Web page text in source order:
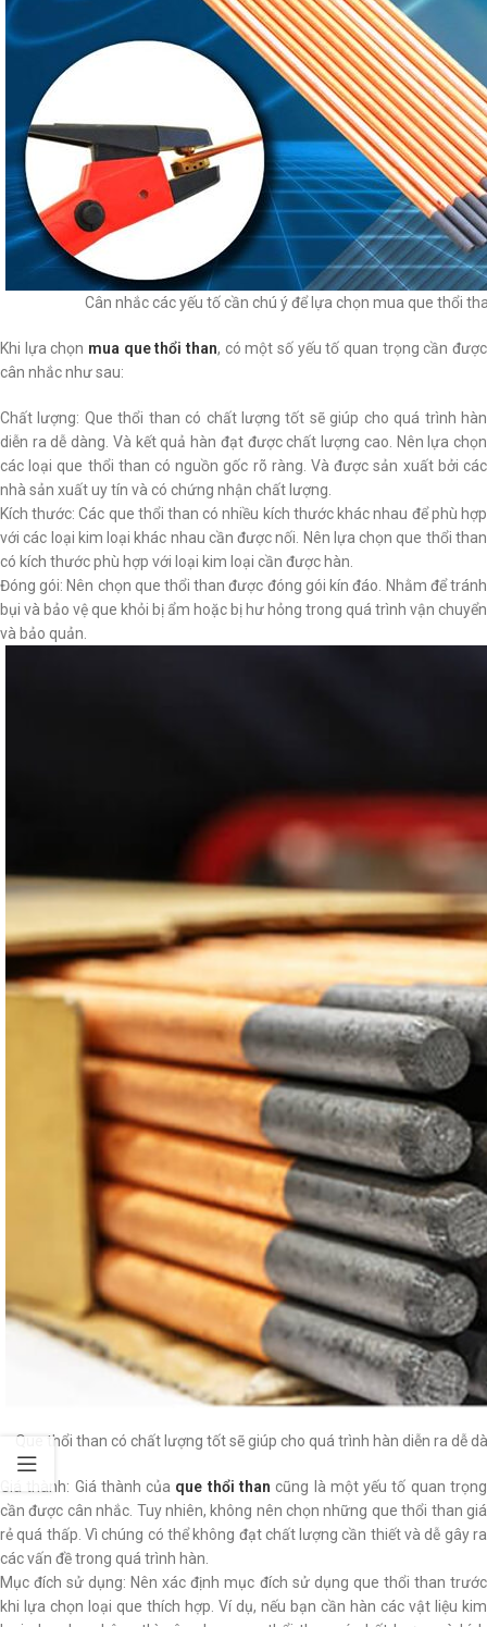
Cân nhắc các yếu tố cần chú ý để lựa chọn mua que thổi
Khi lựa chọn mua que thổi than, có một số yếu tố quan trọng cần được
cân nhắc như sau:
Chất lượng: Que thổi than có chất lượng tốt sẽ giúp cho quá trình hàn
diễn ra dễ dàng. Và kết quả hàn đạt được chất lượng cao. Nên lựa chọn
các loại que thổi than có nguồn gốc rõ ràng. Và được sản xuất bởi các
nhà sản xuất uy tín và có chứng nhận chất lượng.
Kích thước: Các que thổi than có nhiều kích thước khác nhau để phù hợp
với các loại kim loại khác nhau cần được nối. Nên lựa chọn que thổi than
có kích thước phù hợp với loại kim loại cần được hàn.
Đóng gói: Nên chọn que thổi than được đóng gói kín đáo. Nhằm để tránh
bụi và bảo vệ que khỏi bị ẩm hoặc bị hư hỏng trong quá trình vận chuyển
và bảo quản.
Que thổi than có chất lượng tốt sẽ giúp cho quá trình hàn diễn ra dễ
Giá thành: Giá thành của que thổi than cũng là một yếu tố quan trọng
cần được cân nhắc. Tuy nhiên, không nên chọn những que thổi than giá
rẻ quá thấp. Vì chúng có thể không đạt chất lượng cần thiết và dễ gây ra
các vấn đề trong quá trình hàn.
Mục đích sử dụng: Nên xác định mục đích sử dụng que thổi than trước
khi lựa chọn loại que thích hợp. Ví dụ, nếu bạn cần hàn các vật liệu kim